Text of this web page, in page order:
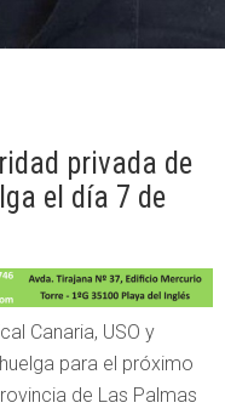
privada de
el día 7 de
Canaria, USO y
para el próximo
de Las Palmas